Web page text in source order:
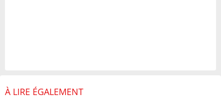
À LIRE ÉGALEMENT